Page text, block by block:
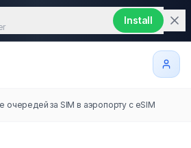
Install
очередей за SIM в аэропорту с eSIM